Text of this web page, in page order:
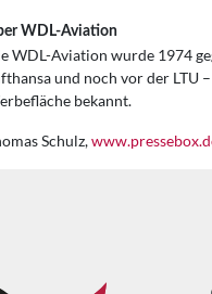
WDL-Aviation
WDL-Aviation wurde 1974
und noch vor der LTU
bekannt.
Schulz,